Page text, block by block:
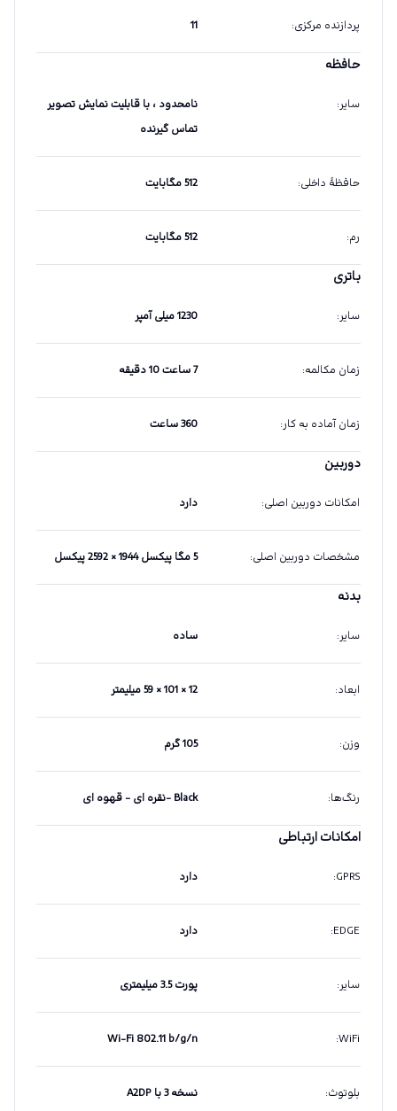
پردازنده مرکزی:
11
حافظه
سایر:
نامحدود ، با قابلیت نمایش تصویر
تماس گیرنده
حافظهٔ داخلی: 512 مگابایت
رم: 512 مگابایت
باتری
سایر: 1230 میلی آمپر
زمان مکالمه: 7 ساعت 10 دقیقه
زمان آماده به کار: 360 ساعت
دوربین
امکانات دوربین اصلی: دارد
مشخصات دوربین اصلی: 5 مگا پیکسل 1944 × 2592 پیکسل
بدنه
سایر: ساده
ابعاد: 12 × 101 × 59 میلیمتر
وزن: 105 گرم
رنگ‌ها: Black -نقره ای - قهوه ای
امکانات ارتباطی
GPRS
: دارد
EDGE
: دارد
سایر: پورت 3.5 میلیمتری
WiFi
:
Wi-Fi 802.11 b/g/n
بلوتوث: نسخه 3 با A2DP